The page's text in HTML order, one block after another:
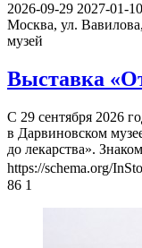
2026-09-29 2027-01-10
Москва, ул.
музей
Выставка
С 29 сентября 2026
в Дарвиновском
до лекарства».
https://schema.org/
86 1